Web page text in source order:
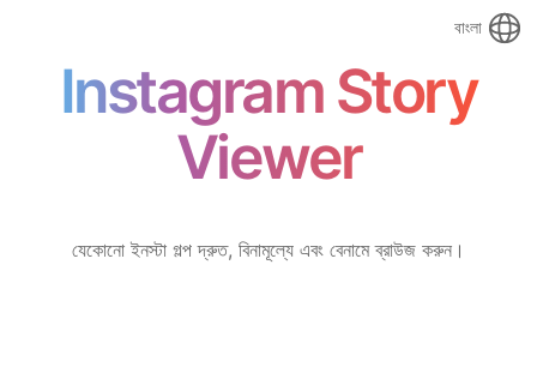
বাংলা
Instagram Story
Viewer
যেকোনো ইনস্টা গল্প দ্রুত, বিনামূল্যে এবং বেনামে ব্রাউজ করুন।